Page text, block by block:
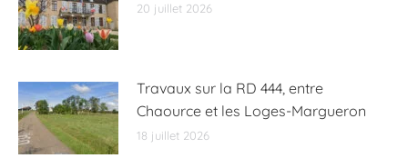
20 juillet 2026
Travaux sur la RD 444, entre
Chaource et les Loges-Margueron
18 juillet 2026